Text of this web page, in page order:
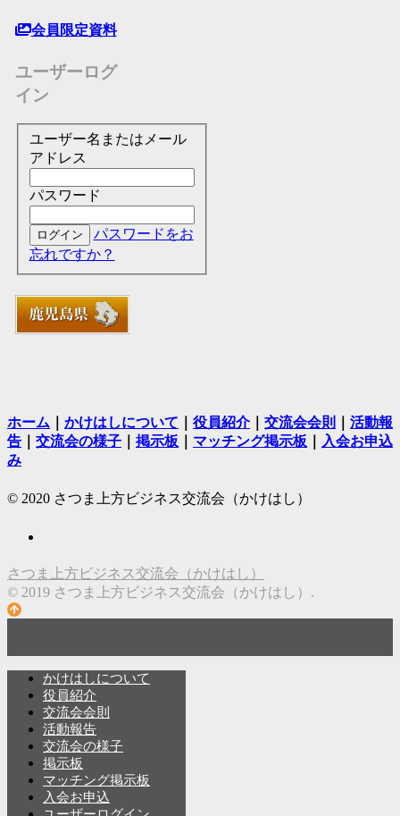
会員限定資料
ユーザーログ
イン
ユーザー名またはメール
アドレス
パスワード
パスワードをお
忘れですか？
ホーム かけはしについて 役員紹介｜ 交流会会則
活動報
告
交流会の様子 掲示板 マッチング掲示板
入会お申込
み
© 2020 さつま上方ビジネス交流会（かけはし）
さつま上方ビジネス交流会（かけはし）
© 2019 さつま上方ビジネス交流会（かけはし）.
かけはしについて
役員紹介
交流会会則
活動報告
交流会の様子
掲示板
マッチング掲示板
入会お申込